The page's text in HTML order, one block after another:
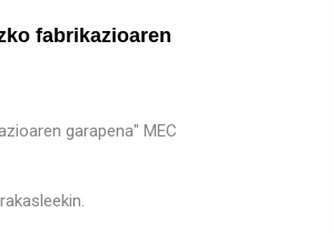
fabrikazioaren
garapena" MEC